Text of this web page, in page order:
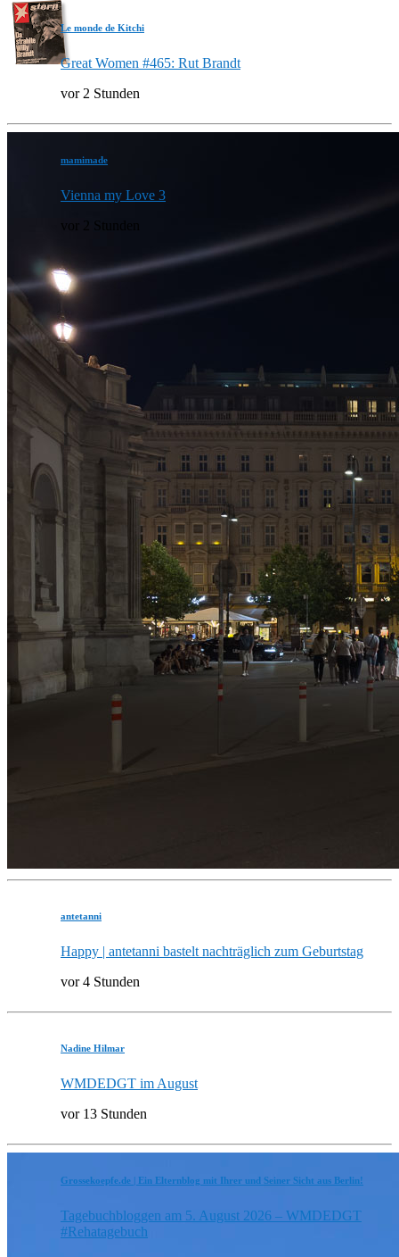
Le monde de Kitchi
Great Women #465: Rut Brandt
vor 2 Stunden
mamimade
Vienna my Love 3
vor 2 Stunden
antetanni
Happy | antetanni bastelt nachträglich zum Geburtstag
vor 4 Stunden
Nadine Hilmar
WMDEDGT im August
vor 13 Stunden
Grossekoepfe.de | Ein Elternblog mit Ihrer und Seiner Sicht aus Berlin!
Tagebuchbloggen am 5. August 2026 – WMDEDGT
#Rehatagebuch